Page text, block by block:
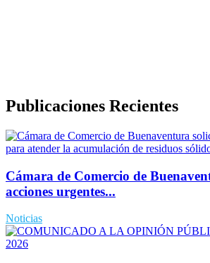
Publicaciones Recientes
Cámara de Comercio de
acciones urgentes...
Noticias